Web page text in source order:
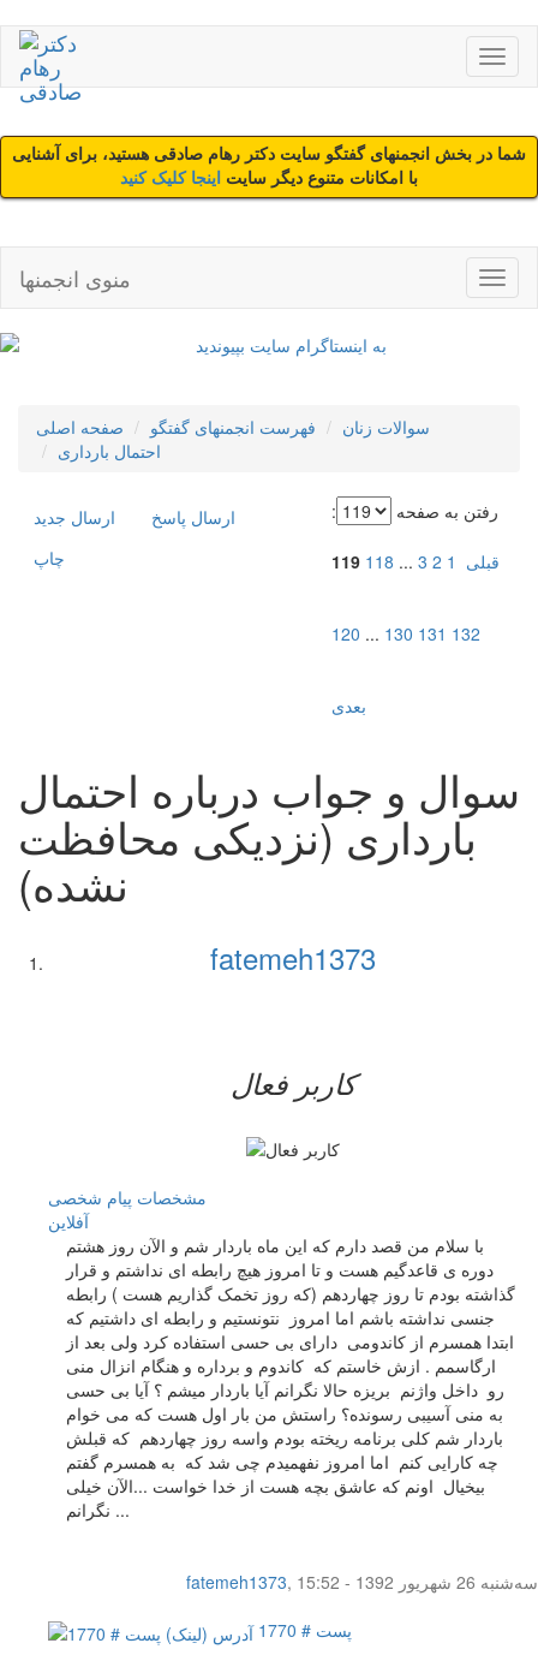
شما در بخش انجمنهای گفتگو سایت دکتر رهام صادقی هستید، برای آشنایی
با امکانات متنوع دیگر سایت اینجا کلیک کنید
منوی انجمنها
صفحه اصلی فهرست انجمنهای گفتگو
سوالات زنان
احتمال بارداری
ارسال جديد
ارسال پاسخ
چاپ
رفتن به صفحه :
قبلی 1
2
3
...
118
119
120 ... 130 131 132
بعدی
سوال و جواب درباره احتمال
بارداری (نزدیکی محافظت
نشده)
fatemeh1373
کاربر فعال
مشخصات پیام شخصی
آفلاين
با سلام من قصد دارم که این ماه باردار شم و الآن روز هشتم
دوره ی قاعدگیم هست و تا امروز هیچ رابطه ای نداشتم و قرار
گذاشته بودم تا روز چهاردهم (که روز تخمک گذاریم هست ) رابطه
جنسی نداشته باشم اما امروز نتونستیم و رابطه ای داشتیم که
ابتدا همسرم از کاندومی دارای بی حسی استفاده کرد ولی بعد از
ارگاسمم . ازش خاستم که کاندوم و برداره و هنگام انزال منی
رو داخل واژنم بریزه حالا نگرانم آیا باردار میشم ؟ آیا بی حسی
به منی آسیبی رسونده؟ راستش من بار اول هست که می خوام
باردار شم کلی برنامه ریخته بودم واسه روز چهاردهم که قبلش
چه کارایی کنم اما امروز نفهمیدم چی شد که به همسرم گفتم
بیخیال اونم که عاشق بچه هست از خدا خواست ...الآن خیلی
نگرانم ...
fatemeh1373,
سه‌شنبه 26 شهریور 1392 - 15:52
پست # 1770